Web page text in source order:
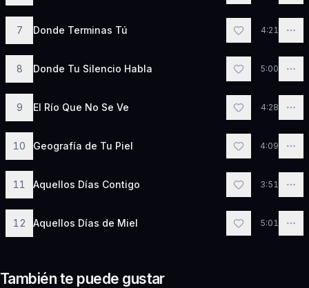
7 Donde Terminas Tú 4:21
8 Donde Tu Silencio Habla 5:00
9 El Río Que No Se Ve 4:28
10 Geografía de Tu Piel 4:09
11 Aquellos Días Contigo 3:51
12 Aquellos Días de Miel 5:01
También te puede gustar